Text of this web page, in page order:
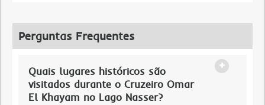
Perguntas Frequentes
Quais lugares históricos são
visitados durante o Cruzeiro Omar
El Khayam no Lago Nasser?